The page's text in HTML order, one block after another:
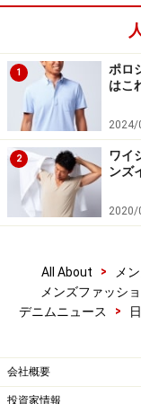
1
ポロ
はこ
2024/
2
ワイ
ンズ
2020/
All About > メ
メンズファッシ
デニムニュース
>
会社概要
投資家情報